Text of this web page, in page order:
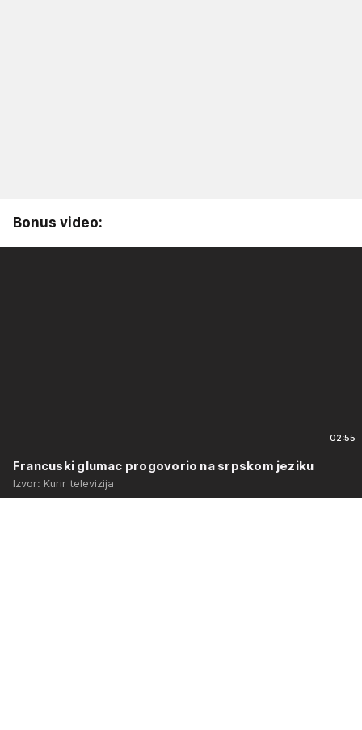
Bonus video:
02:55
Francuski glumac progovorio na srpskom jeziku
Izvor: Kurir televizija